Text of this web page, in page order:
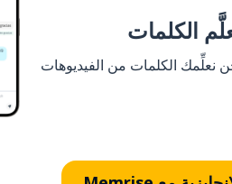
الكلمات
نعلِّمك الكلمات من الفيديوهات